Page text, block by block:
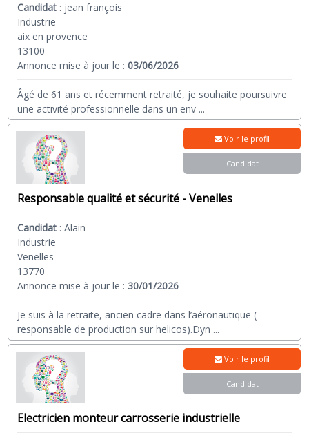
Candidat : jean françois
Industrie
aix en provence
13100
Annonce mise à jour le :03/06/2026
Âgé de 61 ans et récemment retraité, je souhaite poursuivre
une activité professionnelle dans un env ...
Responsable qualité et sécurité - Venelles
Candidat :Alain
Industrie
Venelles
13770
Annonce mise à jour le :30/01/2026
Je suis à la retraite, ancien cadre dans l’aéronautique (
responsable de production sur helicos).Dyn ...
Voir le profil
Candidat
Electricien monteur carrosserie industrielle
Voir le profil
Candidat